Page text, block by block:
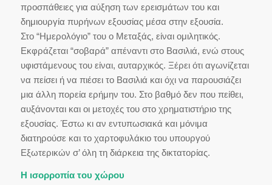
προσπάθειες για αύξηση των ερεισμάτων του και
δημιουργία πυρήνων εξουσίας μέσα στην εξουσία.
Στο “Ημερολόγιο” του ο Μεταξάς, είναι ομιλητικός.
Εκφράζεται “σοβαρά” απέναντι στο Βασιλιά, ενώ στους
υφιστάμενους του είναι, αυταρχικός. Ξέρει ότι αγωνίζεται
να πείσει ή να πιέσει το Βασιλιά και όχι να παρουσιάζει
μια άλλη πορεία ερήμην του. Στο βαθμό δεν που πείθει,
αυξάνονται και οι μετοχές του στο χρηματιστήριο της
εξουσίας. Έστω κι αν εντυπωσιακά και μόνιμα
διατηρούσε και το χαρτοφυλάκιο του υπουργού
Εξωτερικών σ’ όλη τη διάρκεια της δικτατορίας.
Η ισορροπία του χώρου